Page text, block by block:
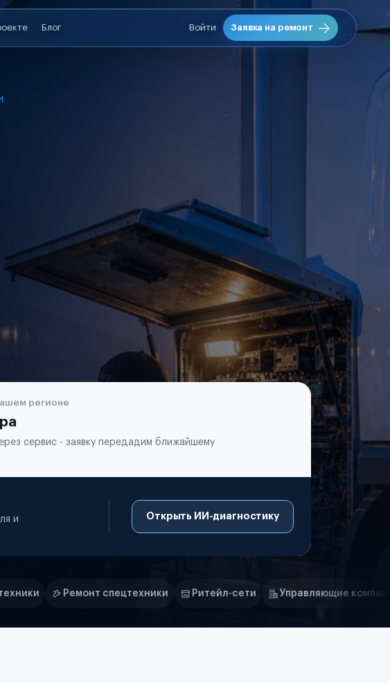
Блог Войти Заявка на ремонт
регионе
сервис - заявку передадим ближайшему
и
Открыть ИИ-диагностику
Ритейл-сети Управляющие компании Страховые